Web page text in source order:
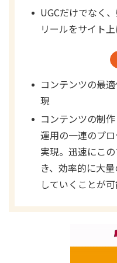
UGCだけでなく
リールをサイト
コンテンツの最
現
コンテンツの制
運用の一連のプ
実現。迅速にこ
き、効率的に大
していくことが